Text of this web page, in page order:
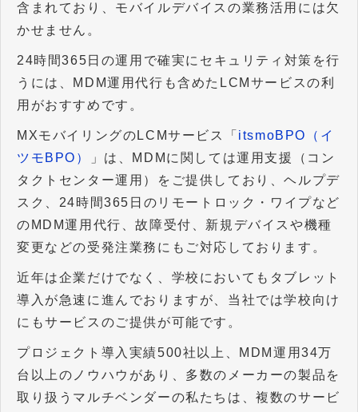
含まれており、モバイルデバイスの業務活用には欠
かせません。
24時間365日の運用で確実にセキュリティ対策を行
うには、MDM運用代行も含めたLCMサービスの利
用がおすすめです。
MXモバイリングのLCMサービス「 itsmoBPO（イ
ツモBPO）
」は、MDMに関しては運用支援（コン
タクトセンター運用）をご提供しており、ヘルプデ
スク、24時間365日のリモートロック・ワイプなど
のMDM運用代行、故障受付、新規デバイスや機種
変更などの受発注業務にもご対応しております。
近年は企業だけでなく、学校においてもタブレット
導入が急速に進んでおりますが、当社では学校向け
にもサービスのご提供が可能です。
プロジェクト導入実績500社以上、MDM運用34万
台以上のノウハウがあり、多数のメーカーの製品を
取り扱うマルチベンダーの私たちは、複数のサービ